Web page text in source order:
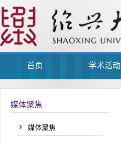
首页 学术活动
媒体聚焦
媒体聚焦